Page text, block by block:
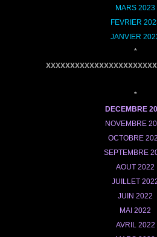
MARS 2023
FEVRIER
JANVIER
*
*
DECEMBRE
NOVEMBRE
OCTOBRE
SEPTEMBRE
AOUT 2022
JUILLET
JUIN 2022
MAI 2022
AVRIL 2022